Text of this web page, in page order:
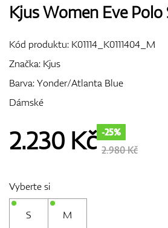
GPS/Dálkoměry
Doplňky
Kjus Women Eve Polo
Kód produktu: K01114_K0111404_M
Značka: Kjus
Barva: Yonder/Atlanta Blue
Dámské
2.230 Kč -25%
2.980 Kč
Vyberte si
S M